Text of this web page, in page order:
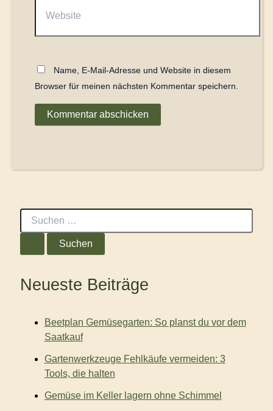
Name, E-Mail-Adresse und Website in diesem
Browser für meinen nächsten Kommentar speichern.
S
Neueste Beiträge
Beetplan Gemüsegarten: So planst du vor dem
Saatkauf
Gartenwerkzeuge Fehlkäufe vermeiden: 3
Tools, die halten
Gemüse im Keller lagern ohne Schimmel